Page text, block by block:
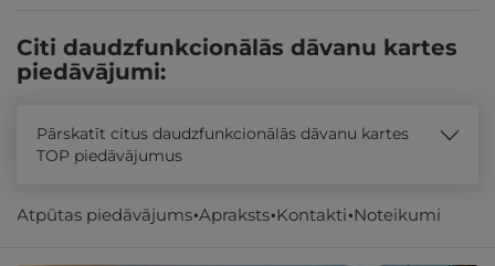
Atpūtas piedāvājums Apraksts Kontakti Noteikumi
Citi daudzfunkcionālās dāvanu kartes
piedāvājumi:
Pārskatīt citus daudzfunkcionālās dāvanu kartes
TOP piedāvājumus
Līdzīgi atpūtas piedāvājumi